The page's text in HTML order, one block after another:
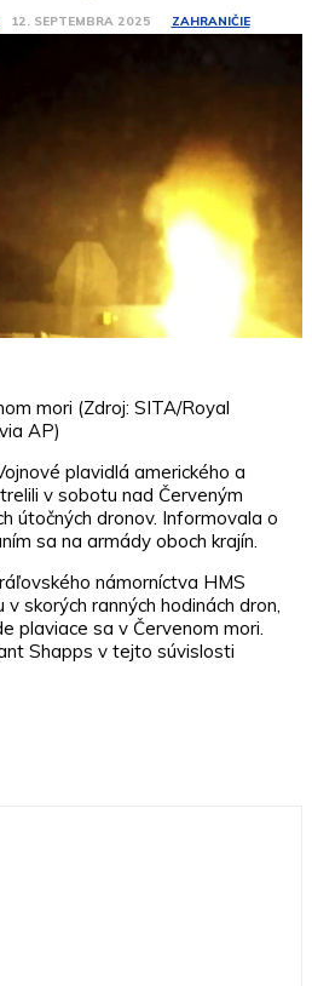
12. SEPTEMBRA 2025 ZAHRANIČIE
mori (Zdroj: SITA/Royal
AP)
plavidlá amerického a
v sobotu nad Červeným
útočných dronov. Informovala o
sa na armády oboch krajín.
námorníctva HMS
skorých ranných hodinách dron,
plaviace sa v Červenom mori.
Shapps v tejto súvislosti